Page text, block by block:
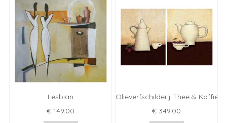
Lesbian
€ 149.00
Olieverfschilderij Thee & Koffie
€ 349.00